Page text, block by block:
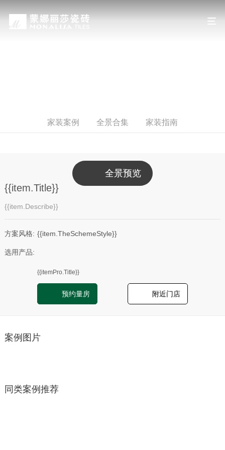
家装案例 全景合集 家装指南
全景预览
全景预览
{{item.Title}}
{{item.Describe}}
方案风格: {{item.TheSchemeStyle}}
选用产品:
{{itemPro.Title}}
预约量房 附近门店
案例图片
同类案例推荐